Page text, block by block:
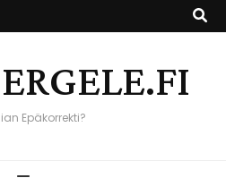
Epäkorrekti?